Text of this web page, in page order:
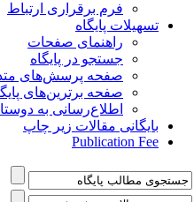
فرم برقراری ارتباط
تسهیلات پایگاه
راهنمای صفحات
جستجو در پایگاه
صفحه پرسش‌های
صفحه برترین‌های پایگاه
اطلاع‌رسانی به دوستان
بایگانی مقالات زیر چاپ
Publication Fee